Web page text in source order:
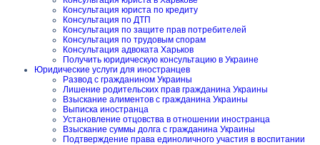
Консультация юриста по кредиту
Консультация по ДТП
Консультация по защите прав потребителей
Консультация по трудовым спорам
Консультация адвоката Харьков
Получить юридическую консультацию в Украине
Юридические услуги для иностранцев
Развод с гражданином Украины
Лишение родительских прав гражданина Украины
Взыскание алиментов с гражданина Украины
Выписка иностранца
Установление отцовства в отношении иностранца
Взыскание суммы долга с гражданина Украины
Подтверждение права единоличного участия в воспитании